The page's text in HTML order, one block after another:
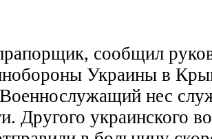
сообщил
Украины в
нес
Другого украинского